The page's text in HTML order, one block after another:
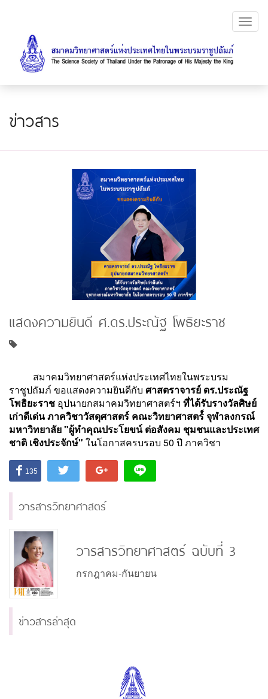
ข่าวสาร
แสดงความยินดี ศ.ดร.ประณัฐ โพธิยะราช
สมาคมวิทยาศาสตร์แห่งประเทศไทยในพระบรม
ราชูปถัมภ์ ขอแสดงความยินดีกับ ศาสตราจารย์ ดร.ประณัฐ
โพธิยะราช อุปนายกสมาคมวิทยาศาสตร์ฯ ที่ได้รับรางวัลศิษย์
เก่าดีเด่น ภาควิชาวัสดุศาสตร์ คณะวิทยาศาสตร์์ จุฬาลงกรณ์
มหาวิทยาลัย "ผู้ทำคุณประโยขน์ ต่อสังคม ชุมชนและประเทศ
ชาติ เชิงประจักษ์" ในโอกาสครบรอบ 50 ปี ภาควิชา
135
วารสารวิทยาศาสตร์
วารสารวิทยาศาสตร์ ฉบับที่ 3
กรกฎาคม-กันยายน
ข่าวสารล่าสุด